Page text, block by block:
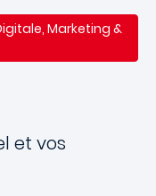
Marketing &
et vos